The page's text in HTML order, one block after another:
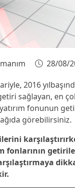
28/08/
2016
sağlayan, en
fonunun
görebilirsiniz.
fonlarının